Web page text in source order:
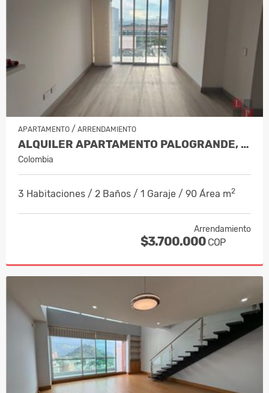
APARTAMENTO / ARRENDAMIENTO
ALQUILER APARTAMENTO PALOGRANDE, MA…
Colombia
3 Habitaciones / 2 Baños / 1 Garaje / 90 Área m2
Arrendamiento
$3.700.000 COP